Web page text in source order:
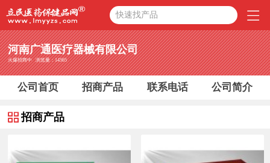
快速找产品
河南广通医疗器械有限公司
火爆招商中 浏览量：14565
公司首页 招商产品 联系电话 公司简介
招商产品